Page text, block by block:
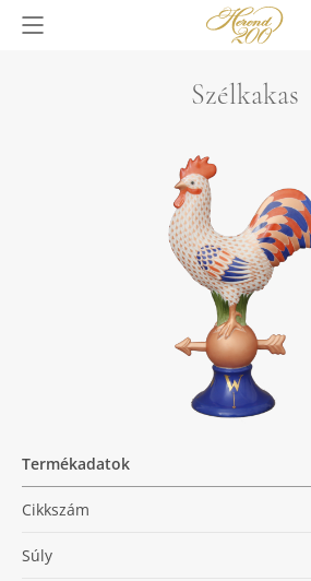
Szélkakas
Termékadatok
Cikkszám
Súly